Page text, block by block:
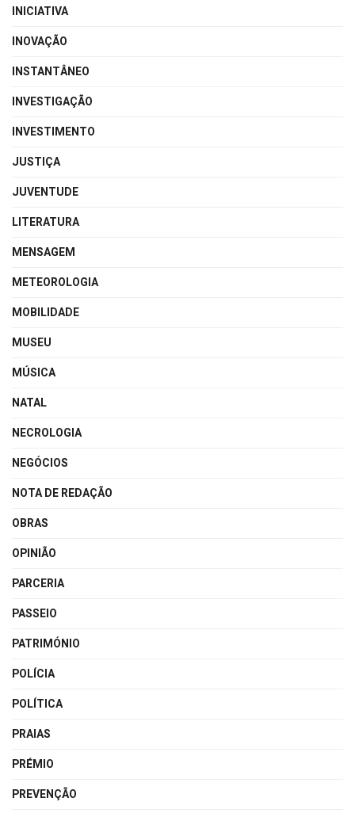
INICIATIVA
INOVAÇÃO
INSTANTÂNEO
INVESTIGAÇÃO
INVESTIMENTO
JUSTIÇA
JUVENTUDE
LITERATURA
MENSAGEM
METEOROLOGIA
MOBILIDADE
MUSEU
MÚSICA
NATAL
NECROLOGIA
NEGÓCIOS
NOTA DE REDAÇÃO
OBRAS
OPINIÃO
PARCERIA
PASSEIO
PATRIMÓNIO
POLÍCIA
POLÍTICA
PRAIAS
PRÉMIO
PREVENÇÃO